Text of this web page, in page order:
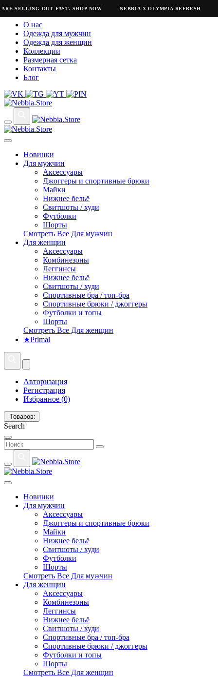
SELLING OUT FAST. SHOP NOW NEBBIA X OLYMPIA REFRESH
О нас
Одежда для мужчин
Одежда для женщин
Коллекции
Размерная сетка
Контакты
Блог
Новинки
Для мужчин
Аксессуары
Джоггеры и спортивные брюки
Майки
Нижнее бельё
Свитшоты / худи
Футболки
Шорты
Смотреть Все Для мужчин
Для женщин
Аксессуары
Комбинезоны
Леггинсы
Нижнее бельё
Свитшоты / худи
Спортивные бра / топ-бра
Спортивные брюки / джоггеры
Футболки и топы
Шорты
Смотреть Все Для женщин
★Primal
Авторизация
Регистрация
Избранное (0)
Товаров:
Search
Новинки
Для мужчин
Аксессуары
Джоггеры и спортивные брюки
Майки
Нижнее бельё
Свитшоты / худи
Футболки
Шорты
Смотреть Все Для мужчин
Для женщин
Аксессуары
Комбинезоны
Леггинсы
Нижнее бельё
Свитшоты / худи
Спортивные бра / топ-бра
Спортивные брюки / джоггеры
Футболки и топы
Шорты
Смотреть Все Для женщин